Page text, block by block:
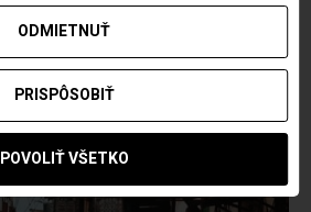
ODMIETNUŤ
PRISPÔSOBIŤ
POVOLIŤ VŠETKO